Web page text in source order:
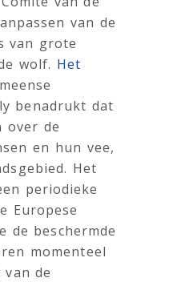
van de
van grote
wolf. Het
benadrukt dat
over de
en hun vee,
Het
periodieke
Europese
de beschermde
momenteel
de